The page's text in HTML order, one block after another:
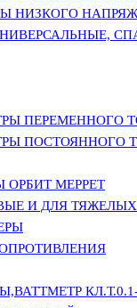
НИЗКОГО
ПЕРЕМЕННОГО
ПОСТОЯННОГО
ОРБИТ МЕРРЕТ
И ДЛЯ